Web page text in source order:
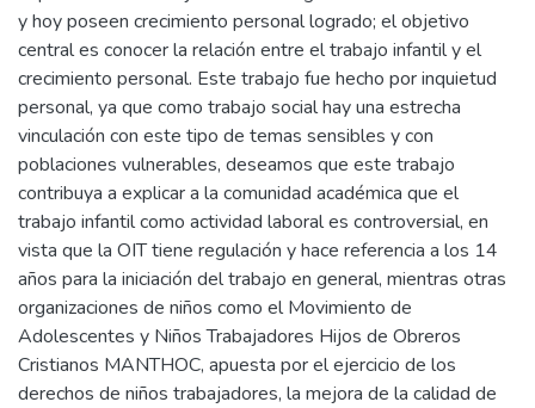
y hoy poseen crecimiento personal logrado; el objetivo
central es conocer la relación entre el trabajo infantil y el
crecimiento personal. Este trabajo fue hecho por inquietud
personal, ya que como trabajo social hay una estrecha
vinculación con este tipo de temas sensibles y con
poblaciones vulnerables, deseamos que este trabajo
contribuya a explicar a la comunidad académica que el
trabajo infantil como actividad laboral es controversial, en
vista que la OIT tiene regulación y hace referencia a los 14
años para la iniciación del trabajo en general, mientras otras
organizaciones de niños como el Movimiento de
Adolescentes y Niños Trabajadores Hijos de Obreros
Cristianos MANTHOC, apuesta por el ejercicio de los
derechos de niños trabajadores, la mejora de la calidad de